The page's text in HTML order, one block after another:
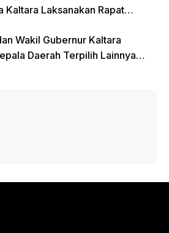
Kaltara Laksanakan Rapat
Wakil Gubernur Kaltara
Daerah Terpilih Lainnya